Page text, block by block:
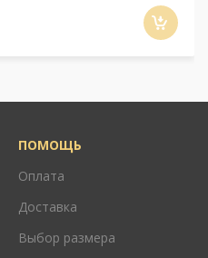
ПОМОЩЬ
Оплата
Доставка
Выбор размера